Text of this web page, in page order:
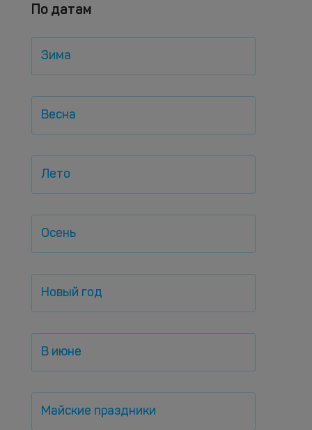
По датам
Зима
Весна
Лето
Осень
Новый год
В июне
Майские праздники